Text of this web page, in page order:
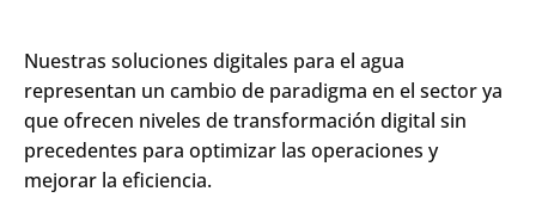
Nuestras soluciones digitales para el agua
representan un cambio de paradigma en el sector ya
que ofrecen niveles de transformación digital sin
precedentes para optimizar las operaciones y
mejorar la eficiencia.